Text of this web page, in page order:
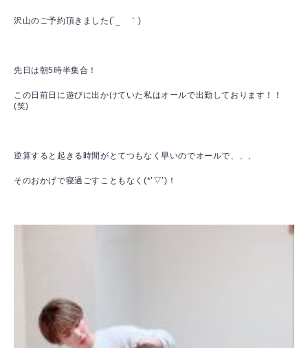
沢山のご予約頂きました(´_ゝ｀)
先日は朝5時半集合！
この日前日に遊びに出かけていた私はオールで出勤しております！！
(笑)
逆算すると起きる時間がとてつもなく早いのでオールで、、、
そのおかげで寝過ごすこともなく(*’▽’)！